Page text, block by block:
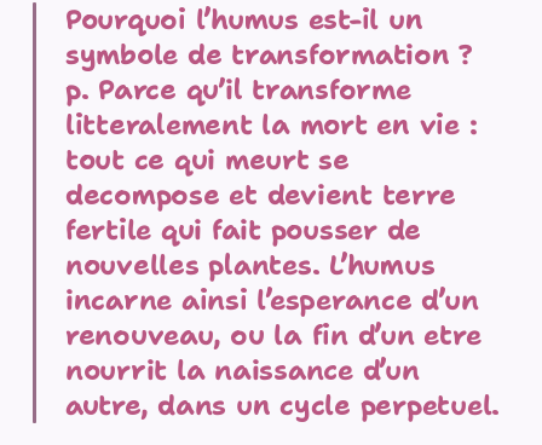
Pourquoi l’humus est-il un
symbole de transformation ?
p. Parce qu’il transforme
litteralement la mort en vie :
tout ce qui meurt se
decompose et devient terre
fertile qui fait pousser de
nouvelles plantes. L’humus
incarne ainsi l’esperance d’un
renouveau, ou la fin d’un etre
nourrit la naissance d’un
autre, dans un cycle perpetuel.